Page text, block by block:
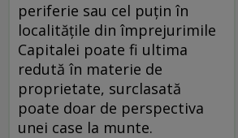
periferie sau cel puțin în
localitățile din împrejurimile
Capitalei poate fi ultima
redută în materie de
proprietate, surclasată
poate doar de perspectiva
unei case la munte.